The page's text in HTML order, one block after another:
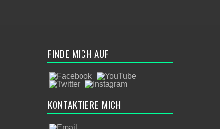
FINDE MICH AUF
KONTAKTIERE MICH